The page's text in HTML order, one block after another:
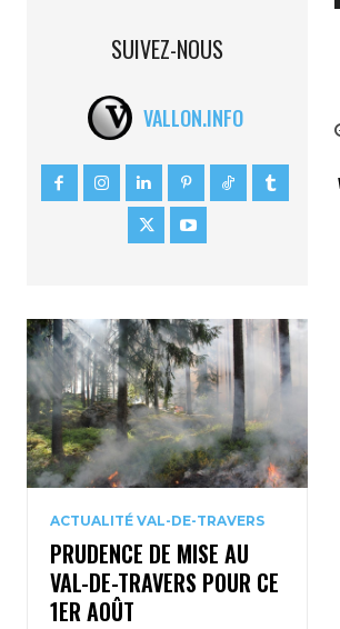
SUIVEZ-NOUS
VALLON.INFO
ACTUALITÉ VAL-DE-TRAVERS
PRUDENCE DE MISE AU
VAL-DE-TRAVERS POUR CE
1ER AOÛT